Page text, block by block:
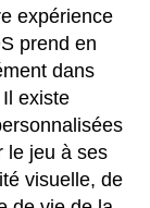
expérience
prend en
dans
existe
le jeu à ses
visuelle, de